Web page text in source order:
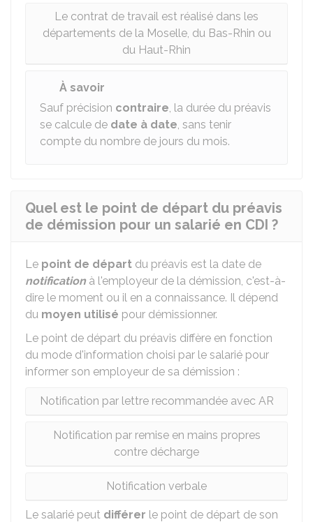
Le contrat de travail est réalisé dans les
départements de la Moselle, du Bas-Rhin ou
du Haut-Rhin
À savoir
Sauf précision contraire, la durée du préavis
se calcule de date à date, sans tenir
compte du nombre de jours du mois.
Quel est le point de départ du préavis
de démission pour un salarié en CDI ?
Le point de départ du préavis est la date de
notificationà l'employeur de la démission, c'est-à-
dire le moment ou il en a connaissance. Il dépend
du moyen utilisé pour démissionner.
Le point de départ du préavis diffère en fonction
du mode d'information choisi par le salarié pour
informer son employeur de sa démission :
Notification par lettre recommandée avec AR
Notification par remise en mains propres
contre décharge
Notification verbale
Le salarié peut différer le point de départ de son